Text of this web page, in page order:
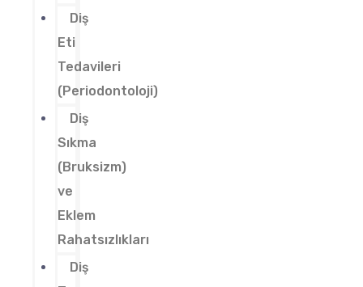
Diş
Eti
Tedavileri
(Periodontoloji)
Diş
Sıkma
(Bruksizm)
ve
Eklem
Rahatsızlıkları
Diş